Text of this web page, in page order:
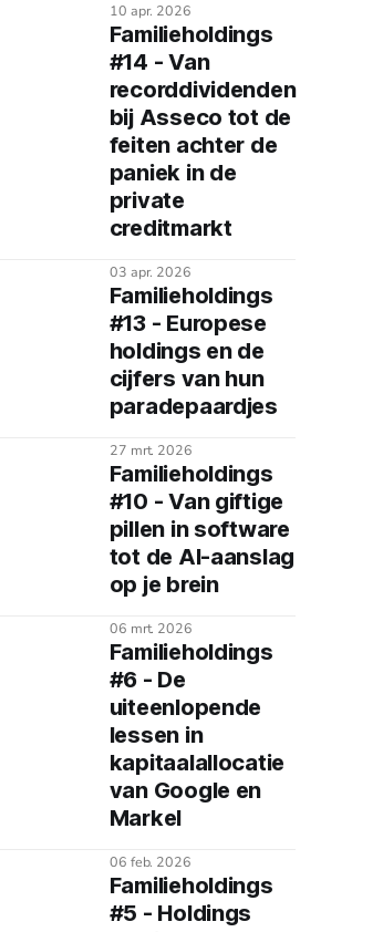
10 apr. 2026
Familieholdings
#14 - Van
recorddividenden
bij Asseco tot de
feiten achter de
paniek in de
private
creditmarkt
03 apr. 2026
Familieholdings
#13 - Europese
holdings en de
cijfers van hun
paradepaardjes
27 mrt. 2026
Familieholdings
#10 - Van giftige
pillen in software
tot de AI-aanslag
op je brein
06 mrt. 2026
Familieholdings
#6 - De
uiteenlopende
lessen in
kapitaalallocatie
van Google en
Markel
06 feb. 2026
Familieholdings
#5 - Holdings